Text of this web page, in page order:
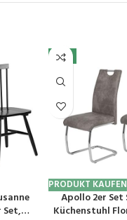
-3%
PRODUKT KAUFEN
Apollo 2er
Küchenstuhl